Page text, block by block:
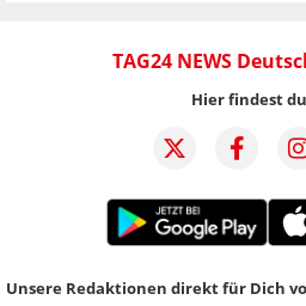
TAG24 NEWS
Hier findest
Unsere Redaktionen direkt für Dich